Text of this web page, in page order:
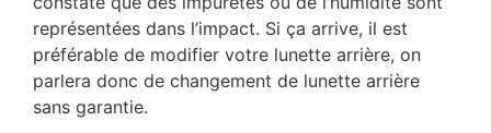
représentées dans l’impact. Si ça arrive, il est
préférable de modifier votre lunette arrière, on
parlera donc de changement de lunette arrière
sans garantie.